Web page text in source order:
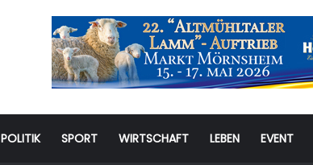
POLITIK SPORT WIRTSCHAFT LEBEN EVENT